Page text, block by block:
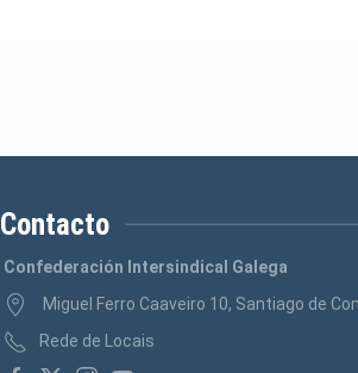
Contacto
Confederación Intersindical Galega
Miguel Ferro Caaveiro 10, Santiago de
Rede de Locais